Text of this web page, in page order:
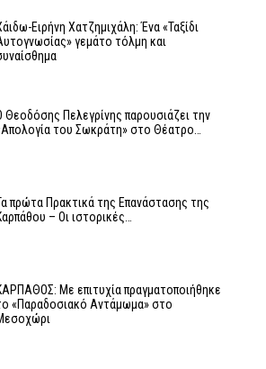
Ειρήνη Χατζημιχάλη: Ένα «Ταξίδι
γεμάτο τόλμη και
Θεοδόσης Πελεγρίνης παρουσιάζει την
του Σωκράτη» στο Θέατρο…
πρώτα Πρακτικά της Επανάστασης της
– Οι ιστορικές…
Με επιτυχία πραγματοποιήθηκε
«Παραδοσιακό Αντάμωμα» στο